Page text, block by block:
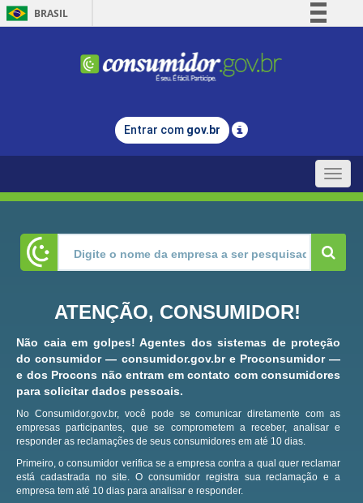
BRASIL
Comunica BR
Legislação
Entrar com gov.br
Toggle
ATENÇÃO, CONSUMIDOR!
Não caia em golpes! Agentes dos sistemas de proteção
do consumidor — consumidor.gov.br e Proconsumidor —
e dos Procons não entram em contato com consumidores
para solicitar dados pessoais.
No Consumidor.gov.br, você pode se comunicar diretamente com as
empresas participantes, que se comprometem a receber, analisar e
responder as reclamações de seus consumidores em até 10 dias.
Primeiro, o consumidor verifica se a empresa contra a qual quer reclamar
está cadastrada no site.O consumidor registra sua reclamação e a
empresa tem até 10 dias para analisar e responder.